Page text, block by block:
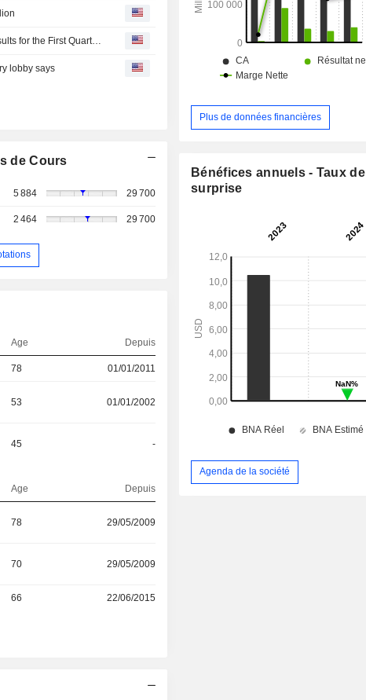
Public Joint Stock Company Acron Reports Earnings Results for the First Quarter Ended March 31, 2026
lobby says
de Cours
5 884 29 700
2 464 29 700
Age Depuis
78 01/01/2011
53 01/01/2002
45 -
Age Depuis
78 29/05/2009
70 29/05/2009
66 22/06/2015
Plus de données financières
Bénéfices annuels - Taux de
surprise
Agenda de la société